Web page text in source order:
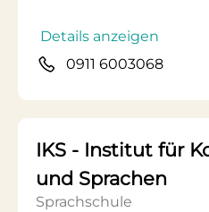
Details anzeigen
0911 6003068
IKS - Institut für
und Sprachen
Sprachschule